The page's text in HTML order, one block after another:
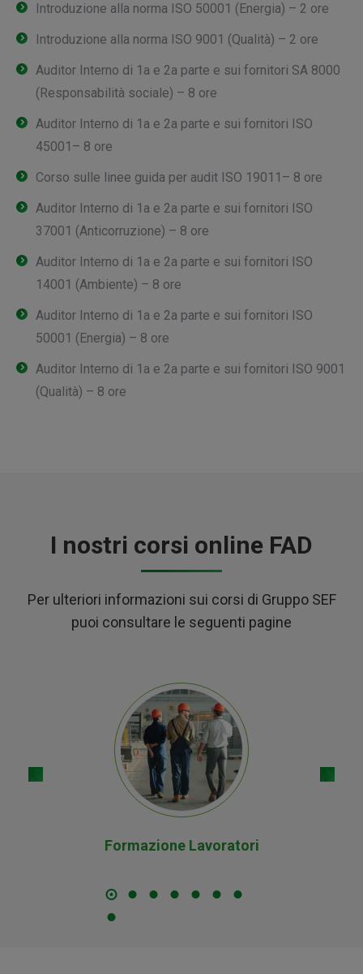
Introduzione alla norma ISO 50001 (Energia) – 2 ore
Introduzione alla norma ISO 9001 (Qualità) – 2 ore
Auditor Interno di 1a e 2a parte e sui fornitori SA 8000
(Responsabilità sociale) – 8 ore
Auditor Interno di 1a e 2a parte e sui fornitori ISO
45001– 8 ore
Corso sulle linee guida per audit ISO 19011– 8 ore
Auditor Interno di 1a e 2a parte e sui fornitori ISO
37001 (Anticorruzione) – 8 ore
Auditor Interno di 1a e 2a parte e sui fornitori ISO
14001 (Ambiente) – 8 ore
Auditor Interno di 1a e 2a parte e sui fornitori ISO
50001 (Energia) – 8 ore
Auditor Interno di 1a e 2a parte e sui fornitori ISO 9001
(Qualità) – 8 ore
I nostri corsi online FAD
Per ulteriori informazioni sui corsi di Gruppo SEF
puoi consultare le seguenti pagine
Formazione Lavoratori